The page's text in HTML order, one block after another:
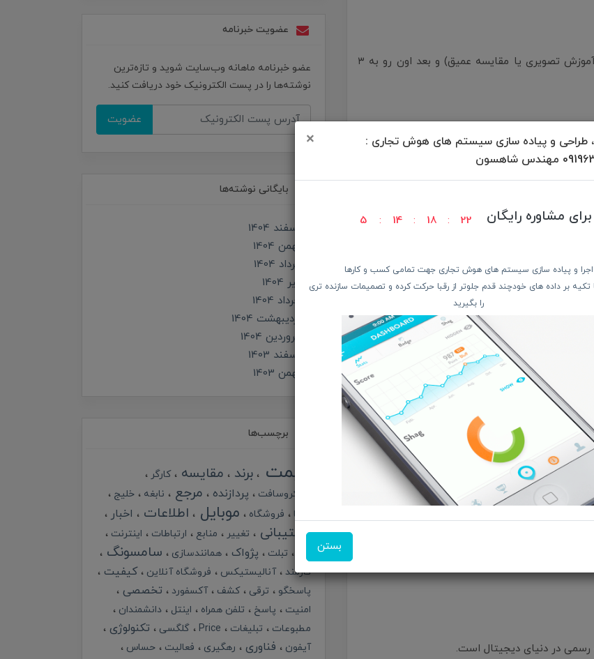
طراحی و پیاده سازی سیستم های هوش تجاری :
شاهسون
×
مشاوره رایگان 5 14 18 20
اجرا و پیاده سازی سیستم های هوش تجاری جهت تمامی کسب و کارها
بر داده های خودچند قدم جلوتر از رقبا حرکت کرده و تصمیمات سازنده تری
را بگیرید
بستن
یک محتوای ارزشمند تولید کن (مثلاً یک پست تحلیلی، آموزش تصویری یا مقایسه عمیق) و بعد اون رو به ۳
هست:
اول، کامنت دریافت کنه، الگوریتم لینکدین اون رو به افراد بیشتری
از کیفیت سینماییه.
۱ دقیقه‌ای معرفی خودت یا تجربه کاری خاص رو منتشر کن. مطمئن باش
در دنیای دیجیتال است.
عضویت خبرنامه
عضو خبرنامه ماهانه وب‌سایت شوید و تازه‌ترین
نوشته‌ها را در پست الکترونیک خود دریافت کنید.
عضویت
بایگانی نوشته‌ها
اسفند 1404
بهمن 1404
مرداد 1404
تير 1404
خرداد 1404
ارديبهشت 1404
فروردین 1404
اسفند 1403
بهمن 1403
برچسب‌ها
قیمت برند مقایسه
کارگر
مایکروسافت
پردازنده مرجع نابغه
خلیج
گرما
فروشگاه موبایل اطلاعات اخبار
پشتیبانی تغییر منابع ارتباطات
اینترنت
تبلت پژواک همانندسازی سامسونگ
کارمند آنالیستیکس فروشگاه آنلاین کیفیت
پاسخگو ترقی کشف آکسفورد تخصصی
امنیت پاسخ تلفن همراه اینتل
دانشمندان
مطبوعات
تبلیغات Price گلگسی تکنولوژی
آیفون فناوری رهگیری فعالیت حساس